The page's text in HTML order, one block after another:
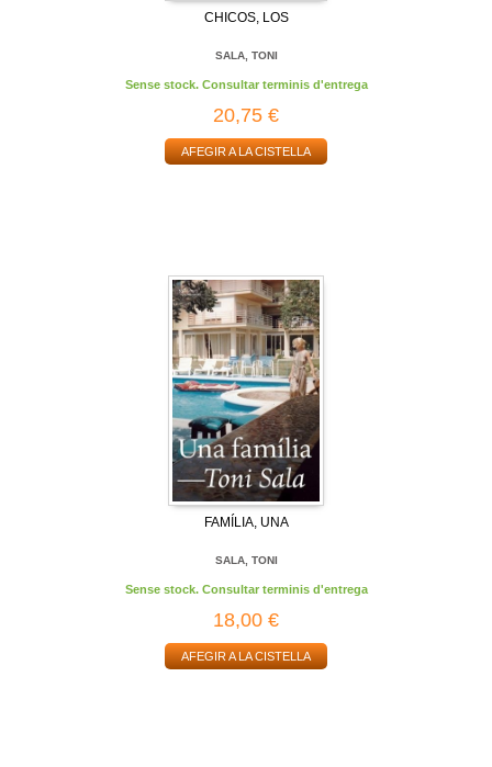
CHICOS, LOS
SALA, TONI
Sense stock. Consultar terminis d'entrega
20,75 €
AFEGIR A LA CISTELLA
FAMÍLIA, UNA
SALA, TONI
Sense stock. Consultar terminis d'entrega
18,00 €
AFEGIR A LA CISTELLA